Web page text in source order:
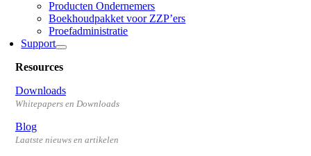
Producten Ondernemers
Boekhoudpakket voor ZZP’ers
Proefadministratie
Support
Resources
Downloads
Whitepapers en Downloads
Blog
Laatste nieuws en artikelen